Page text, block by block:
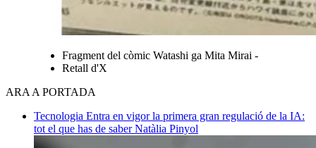
Fragment del còmic Watashi ga Mita Mirai -
Retall d'X
ARA A PORTADA
Tecnologia Entra en vigor la primera gran regulació de la IA:
tot el que has de saberNatàlia Pinyol